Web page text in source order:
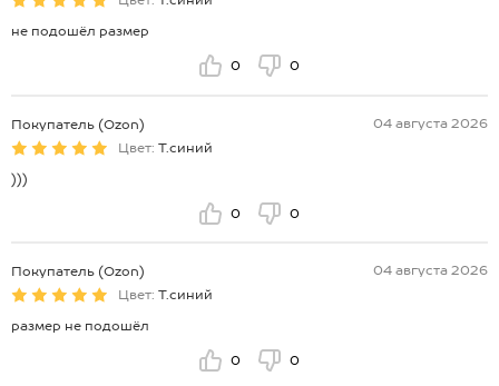
не подошёл размер
0 0
Покупатель (Ozon)
04 августа 2026
Цвет: Т.синий
)))
0 0
Покупатель (Ozon)
04 августа 2026
Цвет: Т.синий
размер не подошёл
0 0